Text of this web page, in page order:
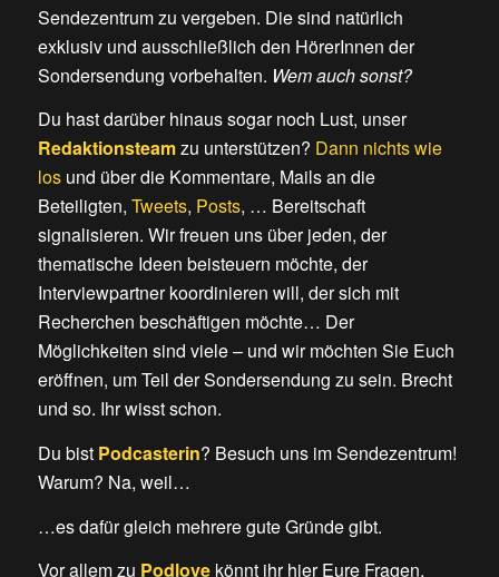
Sendezentrum zu vergeben. Die sind natürlich
exklusiv und ausschließlich den HörerInnen der
Sondersendung vorbehalten. Wem auch sonst?
Du hast darüber hinaus sogar noch Lust, unser
Redaktionsteamzu unterstützen? Dann nichts wie
losund über die Kommentare, Mails an die
Beteiligten, Tweets, Posts, … Bereitschaft
signalisieren. Wir freuen uns über jeden, der
thematische Ideen beisteuern möchte, der
Interviewpartner koordinieren will, der sich mit
Recherchen beschäftigen möchte… Der
Möglichkeiten sind viele – und wir möchten Sie Euch
eröffnen, um Teil der Sondersendung zu sein. Brecht
und so. Ihr wisst schon.
Du bist Podcasterin? Besuch uns im Sendezentrum!
Warum? Na, weil…
…es dafür gleich mehrere gute Gründe gibt.
Vor allem zu Podlovekönnt ihr hier Eure Fragen,